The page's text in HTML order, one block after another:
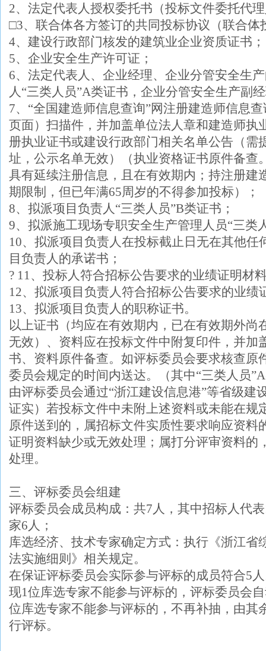
2、法定代表人授权委托书（投标文件委托代
□3、联合体各方签订的共同投标协议（联合体
4、建设行政部门核发的建筑业企业资质证书；
5、企业安全生产许可证；
6、法定代表人、企业经理、企业分管安全生
人“三类人员”A类证书，企业分管安全生产副
7、“全国建造师信息查询”网注册建造师信息
页面）扫描件，并加盖单位法人章和建造师执
册执业证书或建设行政部门相关名单公告（需
址，公示名单无效）（执业资格证书原件备查
具有延续注册信息，且在有效期内；持注册建
期限制，但已年满65周岁的不得参加投标）；
8、拟派项目负责人“三类人员”B类证书；
9、拟派施工现场专职安全生产管理人员“三类
10、拟派项目负责人在投标截止日无在其他任
目负责人的承诺书；
? 11、投标人符合招标公告要求的业绩证明材
12、拟派项目负责人符合招标公告要求的业绩
13、拟派项目负责人的职称证书。
以上证书（均应在有效期内，已在有效期外尚
无效）、资料应在投标文件中附复印件，并加
书、资料原件备查。如评标委员会要求核查原
委员会规定的时间内送达。（其中“三类人员
由评标委员会通过“浙江建设信息港”等省级建
证实）若投标文件中未附上述资料或未能在规
原件送到的，属招标文件实质性要求响应资料
证明资料缺少或无效处理；属打分评审资料的
处理。
三、评标委员会组建
评标委员会成员构成：共7人，其中招标人代表
家6人；
库选经济、技术专家确定方式：执行《浙江省
法实施细则》相关规定。
在保证评标委员会实际参与评标的成员符合5
现1位库选专家不能参与评标的，评标委员会
位库选专家不能参与评标的，不再补抽，由其
行评标。